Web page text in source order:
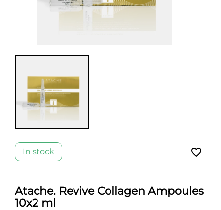
In stock favorite_border
Atache. Revive Collagen Ampoules
10x2 ml